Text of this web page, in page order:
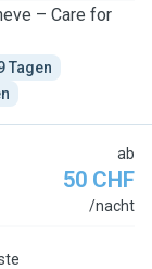
– Care for
Tagen
ab
50 CHF
/nacht